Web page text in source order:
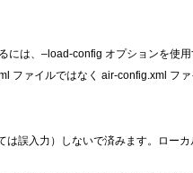
は、–load-config オプションを使用
ファイルではなく air-config.xml フ
誤入力）しないで済みます。ロー